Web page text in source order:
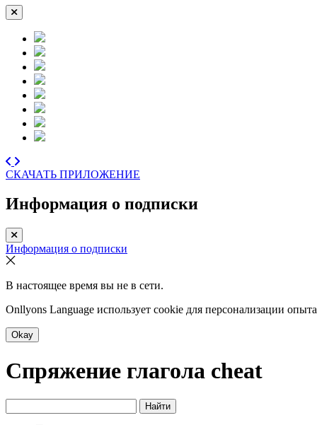
СКАЧАТЬ ПРИЛОЖЕНИЕ
Информация о подписки
Информация о подписки
В настоящее время вы не в сети.
Onllyons Language использует cookie для персонализации
Okay
Спряжение глагола cheat
Найти